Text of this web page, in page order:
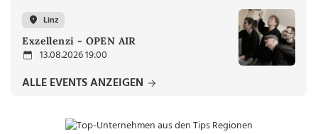
Linz
Exzellenzi - OPEN AIR
13.08.2026 19:00
ALLE EVENTS ANZEIGEN